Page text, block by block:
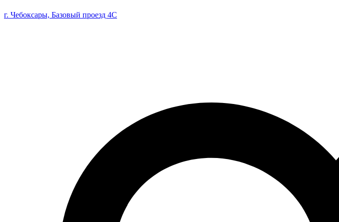
г. Чебоксары, Базовый проезд 4С